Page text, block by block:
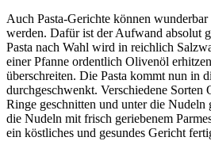
Auch Pasta-Gerichte können
werden. Dafür ist der Aufwand absolut
Pasta nach Wahl wird in reichlich
einer Pfanne ordentlich Olivenöl
überschreiten. Die Pasta kommt nun in
durchgeschwenkt. Verschiedene
Ringe geschnitten und unter die Nudeln
die Nudeln mit frisch geriebenem
ein köstliches und gesundes Gericht